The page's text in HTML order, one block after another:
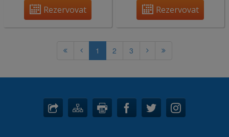
Rezervovat Rezervovat
1 2 3